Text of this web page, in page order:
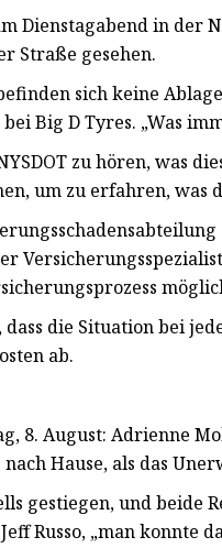
Dienstagabend in der
Straße gesehen.
sich keine
Big D Tyres. „Was
zu hören, was
um zu erfahren, was
die Situation bei
ab.
8. August: Adrienne
Hause, als das
gestiegen, und beide
Russo, „man konnte